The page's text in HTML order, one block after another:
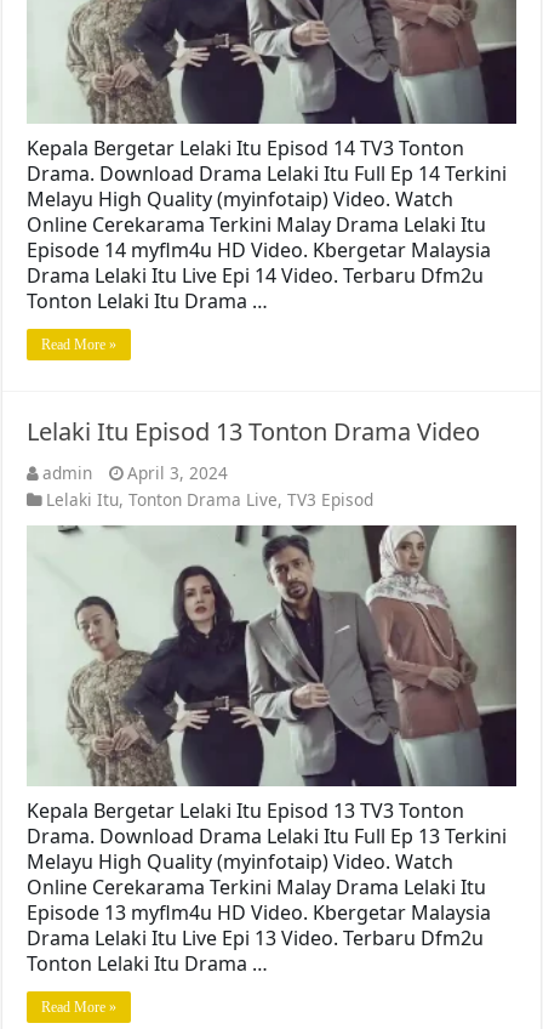
Kepala Bergetar Lelaki Itu Episod 14 TV3 Tonton
Drama. Download Drama Lelaki Itu Full Ep 14 Terkini
Melayu High Quality (myinfotaip) Video. Watch
Online Cerekarama Terkini Malay Drama Lelaki Itu
Episode 14 myflm4u HD Video. Kbergetar Malaysia
Drama Lelaki Itu Live Epi 14 Video. Terbaru Dfm2u
Tonton Lelaki Itu Drama …
Read More »
Lelaki Itu Episod 13 Tonton Drama Video
admin
April 3, 2024
Lelaki Itu,Tonton Drama Live,TV3 Episod
Kepala Bergetar Lelaki Itu Episod 13 TV3 Tonton
Drama. Download Drama Lelaki Itu Full Ep 13 Terkini
Melayu High Quality (myinfotaip) Video. Watch
Online Cerekarama Terkini Malay Drama Lelaki Itu
Episode 13 myflm4u HD Video. Kbergetar Malaysia
Drama Lelaki Itu Live Epi 13 Video. Terbaru Dfm2u
Tonton Lelaki Itu Drama …
Read More »